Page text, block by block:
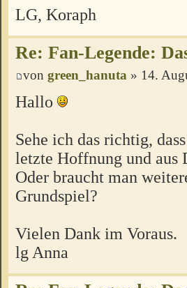
LG, Koraph
Re: Fan-Legende:
von green_hanuta » 14.
Hallo
Sehe ich das richtig,
letzte Hoffnung und aus
Oder braucht man
Grundspiel?
Vielen Dank im Voraus.
lg Anna